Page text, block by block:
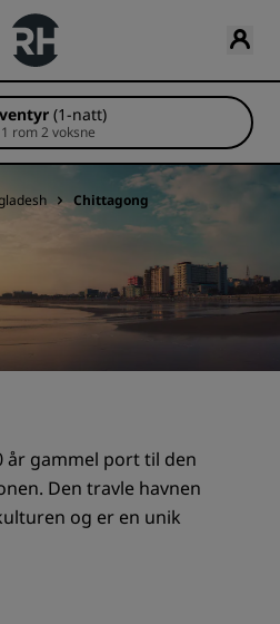
(1-natt)
07 aug. - 08 aug. | 1 rom 2 voksne
Chittagong
år gammel port til den
Den travle havnen
og er en unik